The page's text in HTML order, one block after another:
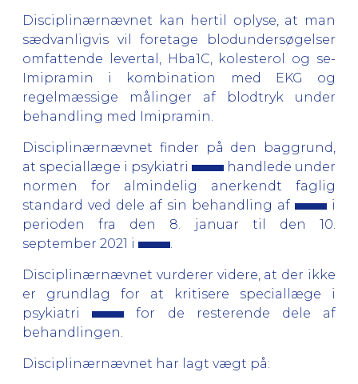
Disciplinærnævnet kan hertil oplyse, at man
sædvanligvis vil foretage blodundersøgelser
omfattende levertal, Hba1C, kolesterol og se-
Imipramin i kombination med EKG og
regelmæssige målinger af blodtryk under
behandling med Imipramin.
Disciplinærnævnet finder på den baggrund,
at speciallæge i psykiatri
handlede under
normen for almindelig anerkendt faglig
standard ved dele af sin behandling af
i
perioden fra den 8. januar til den 10.
september 2021 i
Disciplinærnævnet vurderer videre, at der ikke
er grundlag for at kritisere speciallæge i
psykiatri
for de resterende dele af
behandlingen.
Disciplinærnævnet har lagt vægt på: